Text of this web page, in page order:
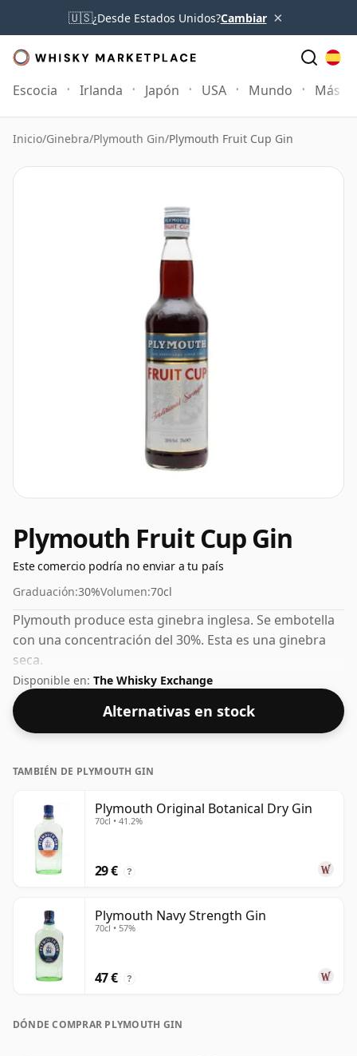
🇺🇸¿Desde Estados Unidos?Cambiar ×
Escocia Irlanda Japón USA Mundo Más
Inicio/Ginebra/Plymouth Gin/Plymouth Fruit Cup Gin
Plymouth Fruit Cup Gin
Este comercio podría no enviar a tu país
Graduación:30%Volumen:70cl
Plymouth produce esta ginebra inglesa. Se embotella
con una concentración del 30%. Esta es una ginebra
seca.
Disponible en: The Whisky Exchange
Alternativas en stock
TAMBIÉN DE PLYMOUTH GIN
Plymouth Original Botanical Dry Gin
70cl • 41.2%
29 € ?
Plymouth Navy Strength Gin
70cl • 57%
47 € ?
DÓNDE COMPRAR PLYMOUTH GIN